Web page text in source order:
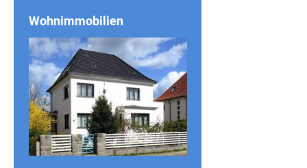
Wohnimmobilien